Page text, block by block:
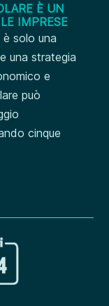
È UN
IMPRESE
è solo una
una strategia
e
può
cinque